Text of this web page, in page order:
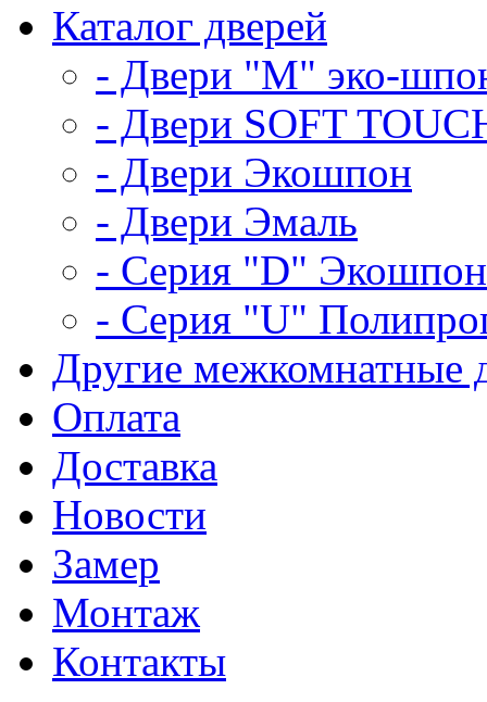
Каталог дверей
- Двери "М" эко-
- Двери SOFT
- Двери Экошпон
- Двери Эмаль
- Серия "D" Экошпон
- Серия "U"
Другие межкомнатные
Оплата
Доставка
Новости
Замер
Монтаж
Контакты